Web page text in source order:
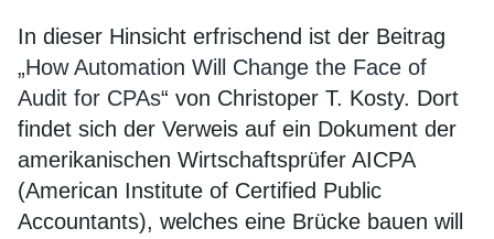
In dieser Hinsicht erfrischend ist der Beitrag
„How Automation Will Change the Face of
Audit for CPAs“ von Christoper T. Kosty. Dort
findet sich der Verweis auf ein Dokument der
amerikanischen Wirtschaftsprüfer AICPA
(American Institute of Certified Public
Accountants), welches eine Brücke bauen will